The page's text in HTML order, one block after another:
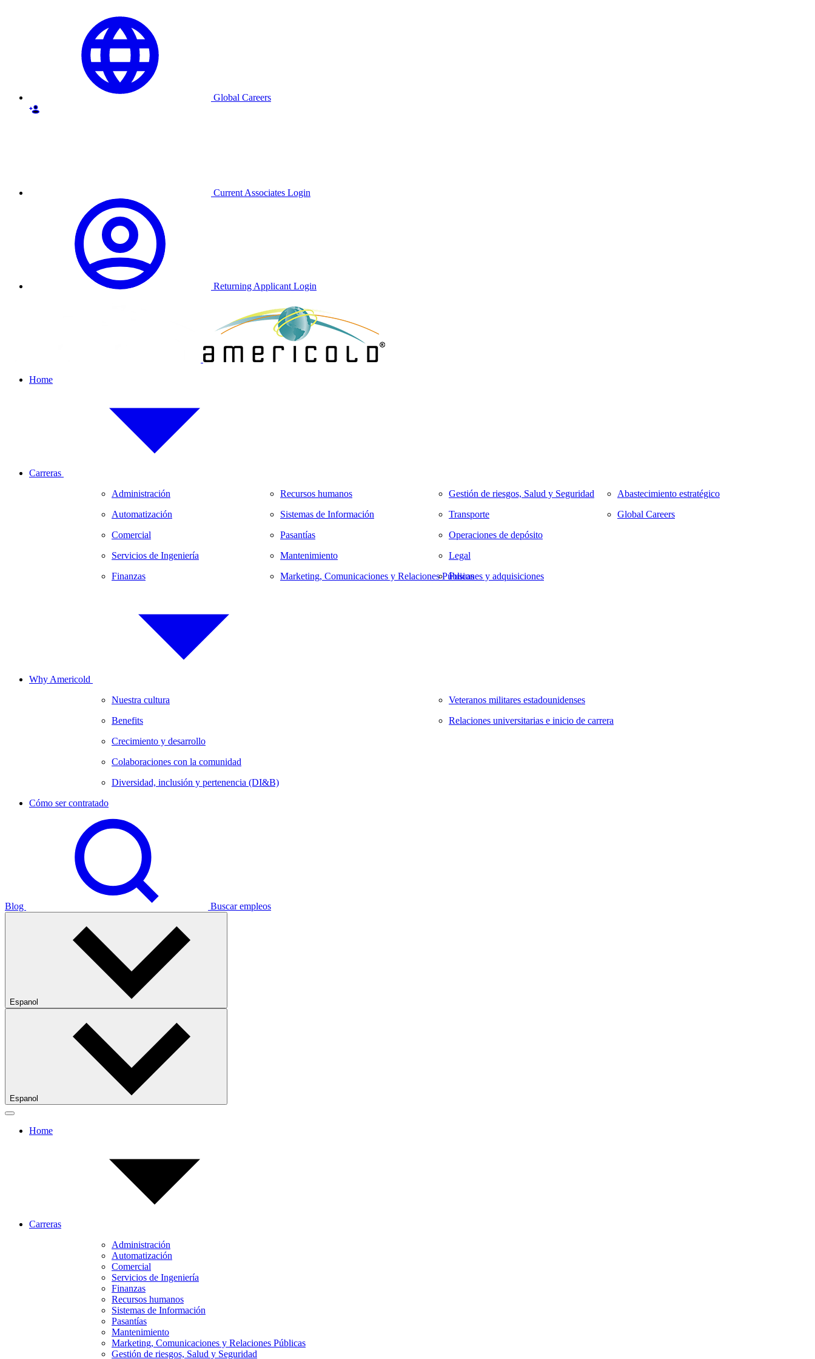
Global Careers
Current Associates Login
Returning Applicant Login
Home
Carreras
Administración
Automatización
Comercial
Servicios de Ingeniería
Finanzas
Recursos humanos
Sistemas de Información
Pasantías
Mantenimiento
Marketing, Comunicaciones y Relaciones Públicas
Gestión de riesgos, Salud y Seguridad
Transporte
Operaciones de depósito
Legal
Fusiones y adquisiciones
Abastecimiento estratégico
Global Careers
Why Americold
Nuestra cultura
Benefits
Crecimiento y desarrollo
Colaboraciones con la comunidad
Diversidad, inclusión y pertenencia (DI&B)
Veteranos militares estadounidenses
Relaciones universitarias e inicio de carrera
Cómo ser contratado
Blog Buscar empleos
Espanol
Espanol
Home
Carreras
Administración
Automatización
Comercial
Servicios de Ingeniería
Finanzas
Recursos humanos
Sistemas de Información
Pasantías
Mantenimiento
Marketing, Comunicaciones y Relaciones Públicas
Gestión de riesgos, Salud y Seguridad